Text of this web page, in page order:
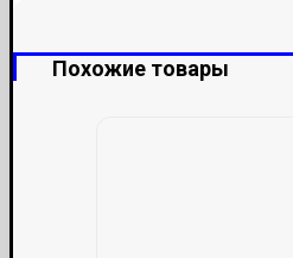
Похожие товары